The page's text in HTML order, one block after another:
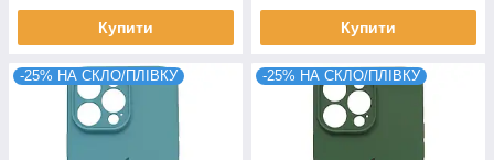
Купити Купити
-25% НА СКЛО/ПЛІВКУ -25% НА СКЛО/ПЛІВКУ